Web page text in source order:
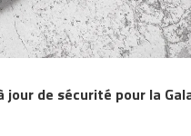
de sécurité pour la